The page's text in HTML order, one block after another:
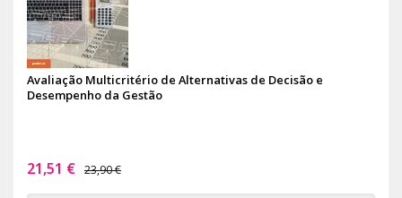
Avaliação Multicritério de Alternativas de Decisão e
Desempenho da Gestão
21,51 € 23,90 €